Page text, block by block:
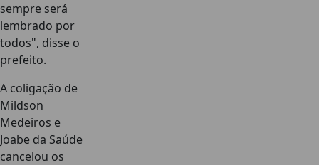
sempre será
lembrado por
todos", disse o
prefeito.
A coligação de
Mildson
Medeiros e
Joabe da Saúde
cancelou os